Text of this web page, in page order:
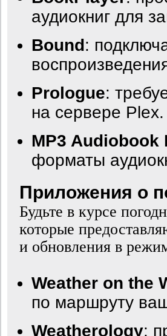
аудиокниг для
Bound:
Prologue:
на сервере Plex.
MP3 Audiobook
форматы
Приложения о
Будьте в курсе
которые
и обновления в
Weather on the
по маршруту
Weatherology: